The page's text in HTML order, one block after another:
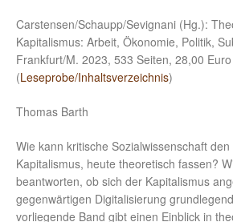
Carstensen/Schaupp/Sevignani (Hg.):
Kapitalismus: Arbeit, Ökonomie, Politik,
Frankfurt/M. 2023, 533 Seiten, 28,00 Euro
(Leseprobe/Inhaltsverzeichnis)
Thomas Barth
Wie kann kritische Sozialwissenschaft den
Kapitalismus, heute theoretisch fassen?
beantworten, ob sich der Kapitalismus
gegenwärtigen Digitalisierung
vorliegende Band gibt einen Einblick in